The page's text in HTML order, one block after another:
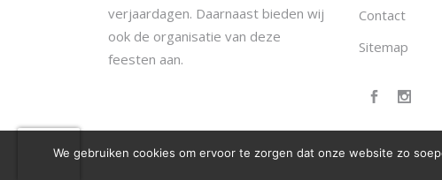
verjaardagen. Daarnaast bieden wij
ook de organisatie van deze
feesten aan.
Contact
Sitemap
We gebruiken cookies om ervoor te zorgen dat onze website zo